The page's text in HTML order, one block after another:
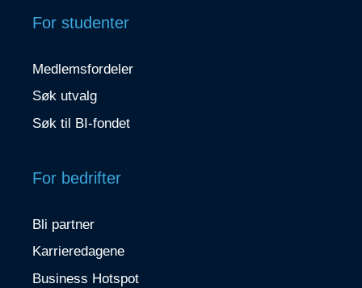
For studenter
Medlemsfordeler
Søk utvalg
Søk til BI-fondet
For bedrifter
Bli partner
Karrieredagene
Business Hotspot